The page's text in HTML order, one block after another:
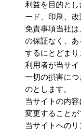
利益を目的と
ード、印刷、改
免責事項当社
の保証なく、
するにとどまり
利用者が当サ
一切の損害に
のとします。
当サイトの内容
変更することが
当サイトへの